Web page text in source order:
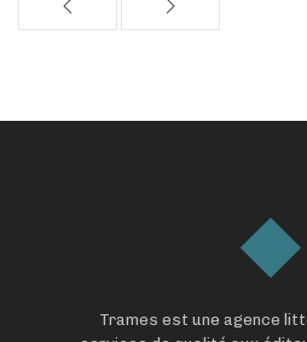
Trames est une agence